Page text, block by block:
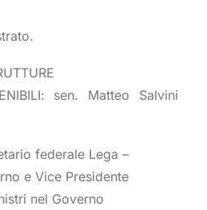
sen. Matteo Salvini
federale Lega –
e Vice Presidente
nel Governo